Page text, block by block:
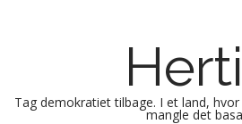
Tag demokratiet tilbage. I et land,
mangle det